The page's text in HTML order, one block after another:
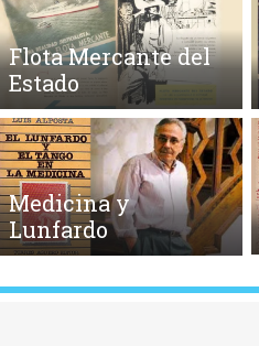
Flota Mercante del
Estado
Medicina y
Lunfardo